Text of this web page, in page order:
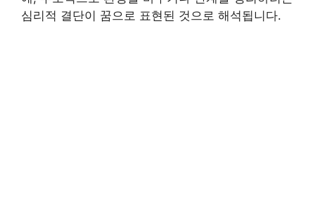
심리적 결단이 꿈으로 표현된 것으로 해석됩니다.